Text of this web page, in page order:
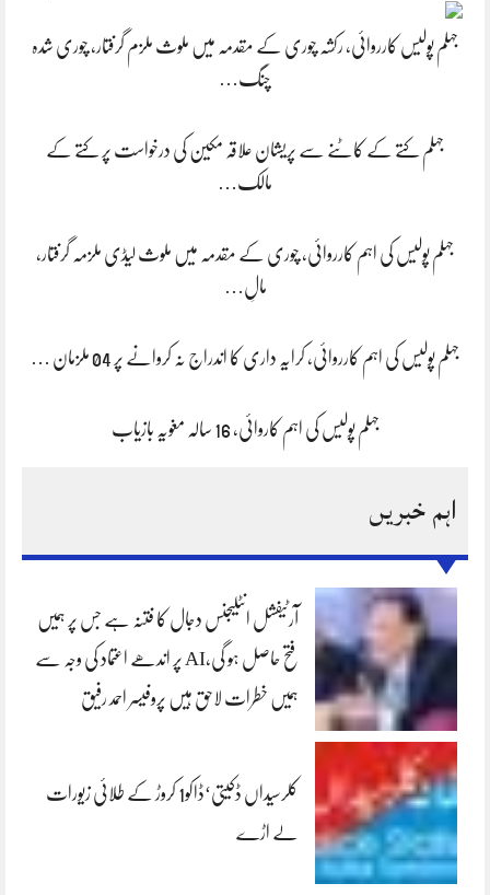
جہلم پولیس کارروائی، رکشہ چوری کے مقدمہ میں ملوث ملزم گرفتار، چوری شدہ
چنگ…
جہلم کتے کے کاٹنے سے پریشان علاقہ مکین کی درخواست پر کتے کے
مالک…
جہلم پولیس کی اہم کارروائی، چوری کے مقدمہ میں ملوث لیڈی ملزمہ گرفتار،
مالِ…
جہلم پولیس کی اہم کارروائی، کرایہ داری کا اندراج نہ کروانے پر 04 ملزمان …
جہلم پولیس کی اہم کاروائی، 16 سالہ مغویہ بازیاب
اہم خبریں
آرٹیفشل انٹلیجنس دجال کا فتنہ ہے جس پر ہمیں
فتح حاصل ہو گی،AI پر اندھے اعتماد کی وجہ سے
ہمیں خطرات لاحق ہیں پروفیسر احمد رفیق
کلرسیداں ڈکیتی‘ڈاکو1 کروڑ کے طلائی زیورات
لے اڑے